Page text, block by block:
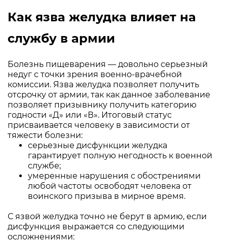
Как язва желудка влияет на
службу в армии
Болезнь пищеварения — довольно серьезный
недуг с точки зрения военно-врачебной
комиссии. Язва желудка позволяет получить
отсрочку от армии, так как данное заболевание
позволяет призывнику получить категорию
годности «Д» или «В». Итоговый статус
присваивается человеку в зависимости от
тяжести болезни:
серьезные дисфункции желудка
гарантирует полную негодность к военной
службе;
умеренные нарушения с обострениями
любой частоты освободят человека от
воинского призыва в мирное время.
С язвой желудка точно не берут в армию, если
дисфункция выражается со следующими
осложнениями: